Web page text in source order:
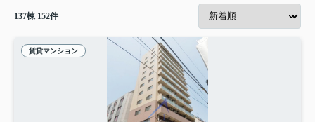
137棟 152件
賃貸マンション